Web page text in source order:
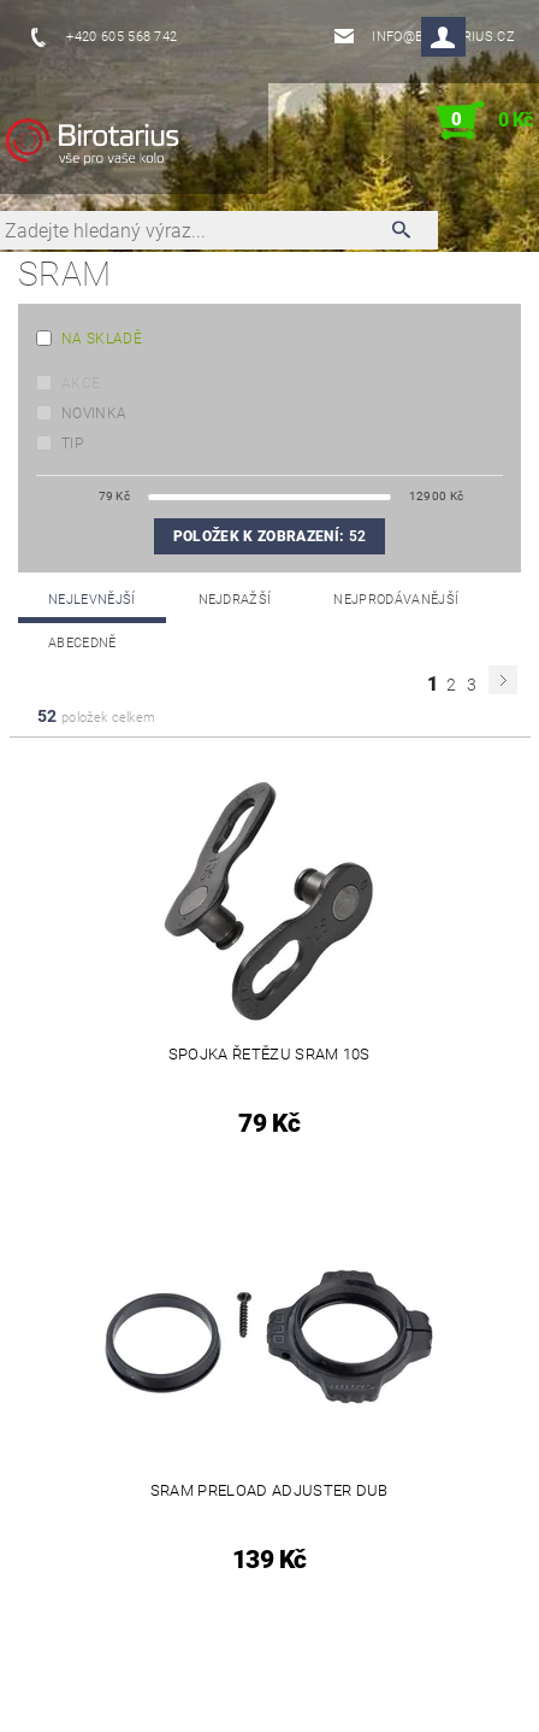
+420 605 568 742 INFO@BIROTARIUS.CZ
0 0 Kč
SRAM
NA SKLADĚ
NOVINKA
TIP
79 Kč 12900 Kč
POLOŽEK K ZOBRAZENÍ: 52
NEJLEVNĚJŠÍ NEJDRAŽŠÍ NEJPRODÁVANĚJŠÍ
ABECEDNĚ
1 2
3
52 položek celkem
SPOJKA ŘETĚZU SRAM 10S
79 Kč
SRAM PRELOAD ADJUSTER DUB
139 Kč